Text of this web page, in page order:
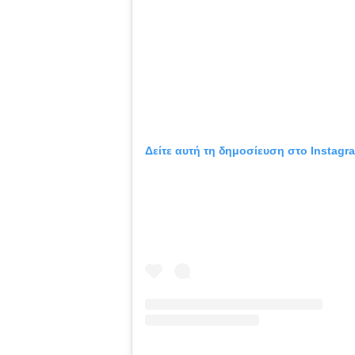
Δείτε αυτή τη δημοσίευση στο